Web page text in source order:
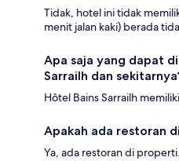
Tidak, hotel ini tidak
menit jalan kaki) berada
Apa saja yang dapat
Sarrailh dan
Hôtel Bains Sarrailh
Apakah ada restoran
Ya, ada restoran di properti.